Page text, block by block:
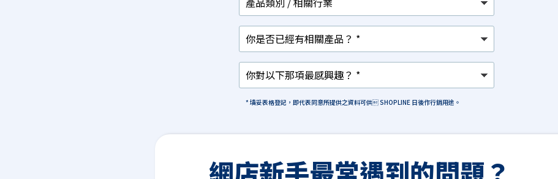
* 填妥表格登記，即代表同意所提供之資料可供 SHOPLINE 日後作行銷用途。
網店新手最常遇到的問題？